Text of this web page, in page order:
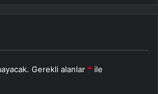
Gerekli alanlar * ile